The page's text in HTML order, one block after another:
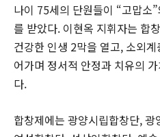
나이 75세의 단원들이 “고맙소
를 받았다. 이현옥 지휘자는 합
건강한 인생 2막을 열고, 소외
어가며 정서적 안정과 치유의
다.
합창제에는 광양시립합창단,